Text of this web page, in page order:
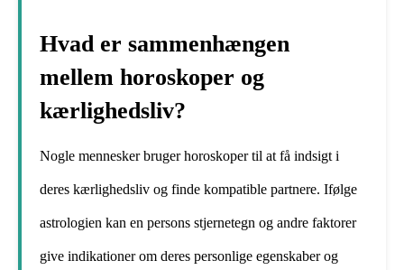
Hvad er sammenhængen
mellem horoskoper og
kærlighedsliv?
Nogle mennesker bruger horoskoper til at få indsigt i
deres kærlighedsliv og finde kompatible partnere. Ifølge
astrologien kan en persons stjernetegn og andre faktorer
give indikationer om deres personlige egenskaber og